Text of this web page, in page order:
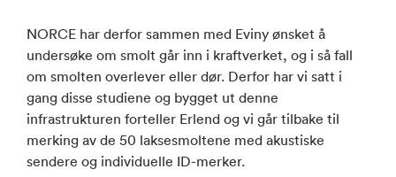
NORCE har derfor sammen med Eviny ønsket å
undersøke om smolt går inn i kraftverket, og i så fall
om smolten overlever eller dør. Derfor har vi satt i
gang disse studiene og bygget ut denne
infrastrukturen forteller Erlend og vi går tilbake til
merking av de 50 laksesmoltene med akustiske
sendere og individuelle ID-merker.